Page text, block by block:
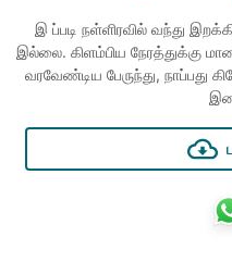
இ ப்படி நள்ளிரவில் வந்து
இல்லை. கிளம்பிய நேரத்துக்கு
வரவேண்டிய பேருந்து, நாப்பது